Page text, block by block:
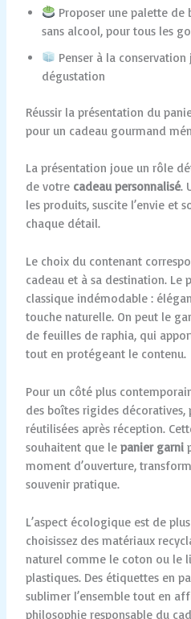
Proposer une palette de
sans alcool, pour tous les
Penser à la
dégustation
Réussir la présentation du
pour un cadeau gourmand
La présentation joue un rôle
de votre cadeau personnalisé.
les produits, suscite l’envie et
chaque détail.
Le choix du contenant
cadeau et à sa destination. Le
classique indémodable :
touche naturelle. On peut le
de feuilles de raphia, qui
tout en protégeant le contenu.
Pour un côté plus
des boîtes rigides
réutilisées après réception.
souhaitent que lepanier garni
moment d’ouverture,
souvenir pratique.
L’aspect écologique est de
choisissez des matériaux
naturel comme le coton ou le
plastiques. Des étiquettes en
sublimer l’ensemble tout en
philosophie responsable du